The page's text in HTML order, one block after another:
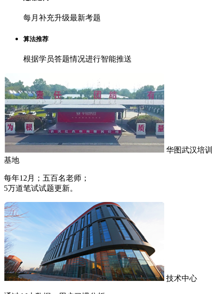
每月补充升级最新考题
算法推荐
根据学员答题情况进行智能推送
华图武汉培训
基地
每年12月；五百名老师；
5万道笔试试题更新。
技术中心